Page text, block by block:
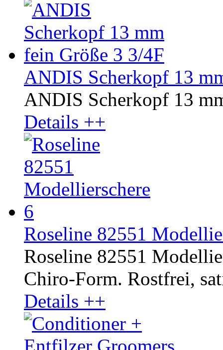
ANDIS Scherkopf 13
ANDIS Scherkopf 13
Details ++
Roseline 82551
Roseline 82551
Chiro-Form. Rostfrei,
Details ++